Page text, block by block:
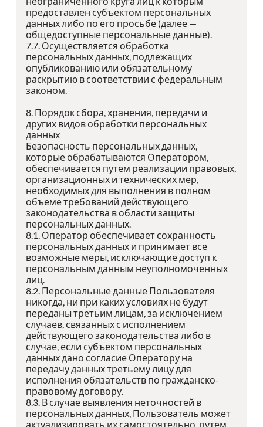
предоставлен субъектом персональных
данных либо по его просьбе (далее —
общедоступные персональные данные).
7.7. Осуществляется обработка
персональных данных, подлежащих
опубликованию или обязательному
раскрытию в соответствии с федеральным
законом.
8. Порядок сбора, хранения, передачи и
других видов обработки персональных
данных
Безопасность персональных данных,
которые обрабатываются Оператором,
обеспечивается путем реализации правовых,
организационных и технических мер,
необходимых для выполнения в полном
объеме требований действующего
законодательства в области защиты
персональных данных.
8.1. Оператор обеспечивает сохранность
персональных данных и принимает все
возможные меры, исключающие доступ к
персональным данным неуполномоченных
лиц.
8.2. Персональные данные Пользователя
никогда, ни при каких условиях не будут
переданы третьим лицам, за исключением
случаев, связанных с исполнением
действующего законодательства либо в
случае, если субъектом персональных
данных дано согласие Оператору на
передачу данных третьему лицу для
исполнения обязательств по гражданско-
правовому договору.
8.3. В случае выявления неточностей в
персональных данных, Пользователь может
актуализировать их самостоятельно, путем